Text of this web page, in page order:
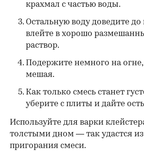
крахмал с частью воды.
Остальную воду доведите
влейте в хорошо
раствор.
Подержите немного на
мешая.
Как только смесь станет
уберите с плиты и дайте
Используйте для варки
толстыми дном — так удастся
пригорания смеси.